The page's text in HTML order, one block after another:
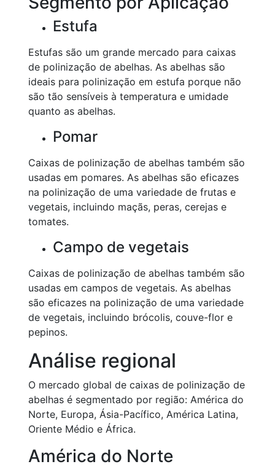
Estufa
Estufas são um grande mercado para caixas
de polinização de abelhas. As abelhas são
ideais para polinização em estufa porque não
são tão sensíveis à temperatura e umidade
quanto as abelhas.
Pomar
Caixas de polinização de abelhas também são
usadas em pomares. As abelhas são eficazes
na polinização de uma variedade de frutas e
vegetais, incluindo maçãs, peras, cerejas e
tomates.
Campo de vegetais
Caixas de polinização de abelhas também são
usadas em campos de vegetais. As abelhas
são eficazes na polinização de uma variedade
de vegetais, incluindo brócolis, couve-flor e
pepinos.
Análise regional
O mercado global de caixas de polinização de
abelhas é segmentado por região: América do
Norte, Europa, Ásia-Pacífico, América Latina,
Oriente Médio e África.
América do Norte